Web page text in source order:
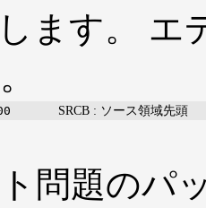
ます。 エ
SRCB : ソース領域先頭
問題のパ